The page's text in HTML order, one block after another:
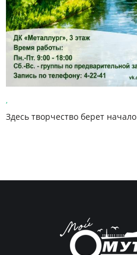
,
Здесь творчество берет начало